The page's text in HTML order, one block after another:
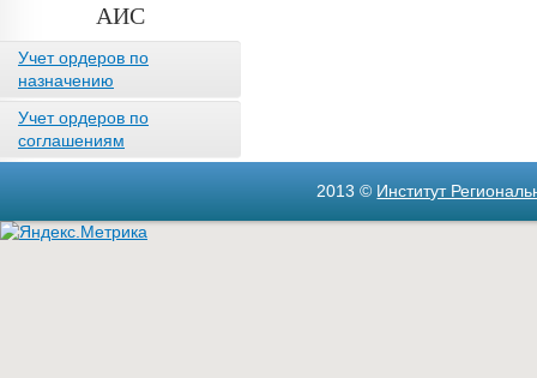
АИС
Учет ордеров по
назначению
Учет ордеров по
соглашениям
2013 © Институт